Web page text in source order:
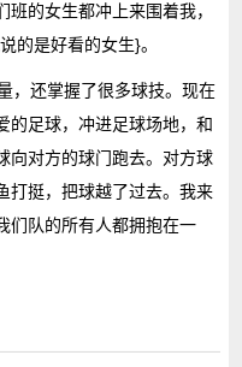
的女生都冲上来围着我，
的是好看的女生}。
，还掌握了很多球技。现在
的足球，冲进足球场地，和
向对方的球门跑去。对方球
打挺，把球越了过去。我来
们队的所有人都拥抱在一